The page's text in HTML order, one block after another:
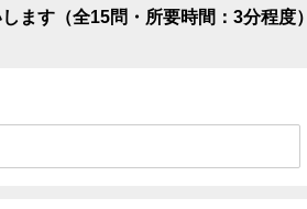
ます（全15問・所要時間：3分程度）